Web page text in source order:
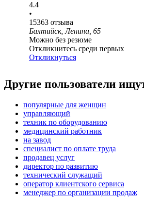
4.4
•
15363 отзыва
Балтийск, Ленина, 65
Можно без резюме
Откликнитесь среди первых
Откликнуться
Другие пользователи
популярные для женщин
управляющий
техник по оборудованию
медицинский работник
на завод
специалист по оплате труда
продавец услуг
директор по развитию
технический служащий
оператор клиентского сервиса
менеджер по организации продаж